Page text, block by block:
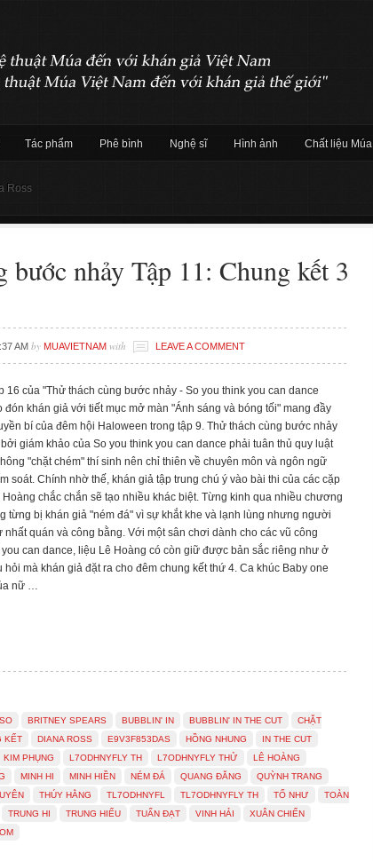
Tác phẩm Phê bình Nghệ sĩ Hình ảnh Chất liệu Múa
Ross
bước nhảy Tập 11: Chung kết 3
AM by MUAVIETNAM with LEAVE A COMMENT
16 của "Thử thách cùng bước nhảy - So you think you can dance
đón khán giả với tiết mục mở màn "Ánh sáng và bóng tối" mang đầy
bí của đêm hội Haloween trong tập 9. Thử thách cùng bước nhảy
giám khảo của So you think you can dance phải tuân thủ quy luật
"chặt chém" thí sinh nên chỉ thiên về chuyên môn và ngôn ngữ
soát. Chính nhờ thế, khán giả tập trung chú ý vào bài thi của các cặp
chắc chắn sẽ tạo nhiều khác biệt. Từng kinh qua nhiều chương
từng bị khán giả "ném đá" vì sự khắt khe và lạnh lùng nhưng người
quán và công bằng. Với một sân chơi dành cho các vũ công
can dance, liệu Lê Hoàng có còn giữ được bản sắc riêng như ở
mà khán giả đặt ra cho đêm chung kết thứ 4. Ca khúc Baby one
nữ …
BRITNEY SPEARS BUBBLIN' IN BUBBLIN' IN THE CUT
CHẶT
KẾT DIANA ROSS E9V3F853DAS HỒNG NHUNG
IN THE CUT
KIM PHỤNG L7ODHNYFLY TH L7ODHNYFLY THỬ
LÊ HOÀNG
MINH HI MINH HIỀN NÉM ĐÁ QUANG ĐĂNG
QUỲNH TRANG
THÚY HẰNG TL7ODHNYFL TL7ODHNYFLY TH TỐ NHƯ
TOÀN
TRUNG HI TRUNG HIẾU TUẤN ĐẠT VINH HẢI
XUÂN CHIẾN